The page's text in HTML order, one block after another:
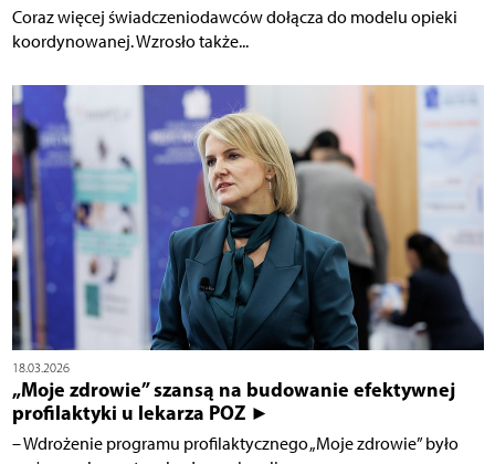
Coraz więcej świadczeniodawców dołącza do modelu opieki
koordynowanej. Wzrosło także...
18.03.2026
„Moje zdrowie” szansą na budowanie efektywnej
profilaktyki u lekarza POZ ►
– Wdrożenie programu profilaktycznego „Moje zdrowie” było